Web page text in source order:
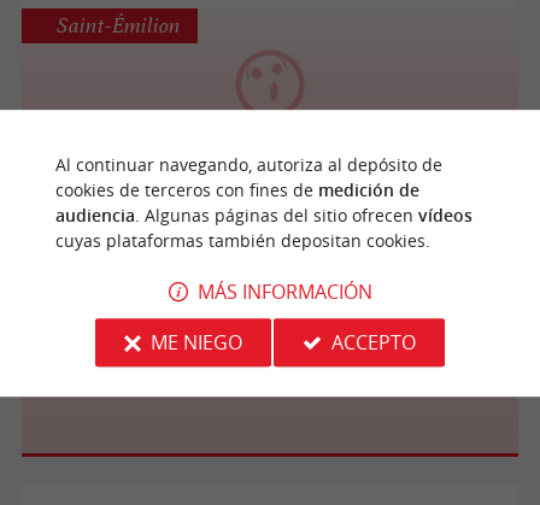
Saint-Émilion
Les P'tites Enquêtes
Al continuar navegando, autoriza al depósito de
cookies de terceros con fines de medición de
audiencia. Algunas páginas del sitio ofrecen vídeos
cuyas plataformas también depositan cookies.
MÁS INFORMACIÓN
ME NIEGO
ACCEPTO